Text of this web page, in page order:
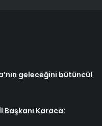
geleceğini bütüncül
Başkanı Karaca: